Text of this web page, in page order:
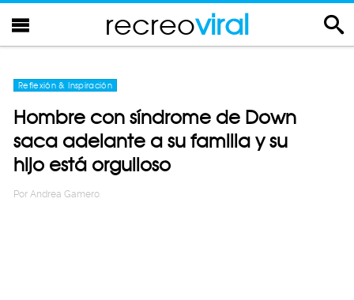
recreoviral
Reflexión & Inspiración
Hombre con síndrome de Down
saca adelante a su familia y su
hijo está orgulloso
Por Andrea Gamero